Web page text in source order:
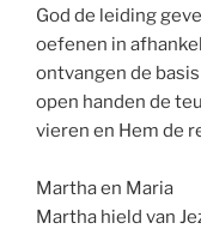
God de leiding
oefenen in
ontvangen de
open handen de
vieren en Hem de
Martha en Maria
Martha hield van